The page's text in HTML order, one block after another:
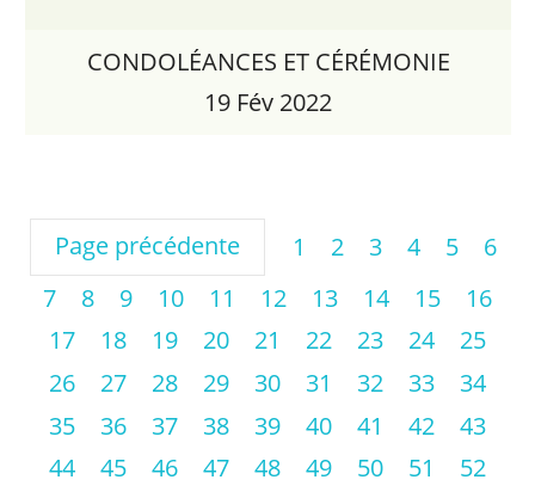
CONDOLÉANCES ET CÉRÉMONIE
19 Fév 2022
Page précédente 1 2 3 4 5
6
7
8 9 10 11 12 13 14 15
16
17
18 19 20 21 22 23 24
25
26
27 28 29 30 31 32 33
34
35
36 37 38 39 40 41 42
43
44
45 46 47 48 49 50 51
52